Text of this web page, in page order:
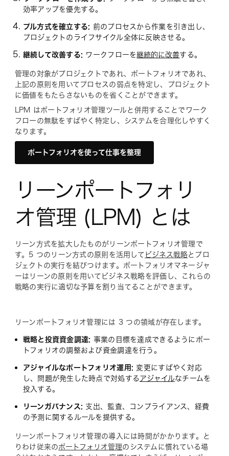
効率アップを優先する。
プル方式を確立する: 前のプロセスから作業を引き出し、
プロジェクトのライフサイクル全体に反映させる。
継続して改善する: ワークフローを継続的に改善する。
管理の対象がプロジェクトであれ、ポートフォリオであれ、
上記の原則を用いてプロセスの弱点を特定し、プロジェクト
に価値をもたらさないものを省くことができます。
LPM はポートフォリオ管理ツールと併用することでワーク
フローの無駄をすばやく特定し、システムを合理化しやすく
なります。
ポートフォリオを使って仕事を整理
リーンポートフォリ
オ管理 (LPM) とは
リーン方式を拡大したものがリーンポートフォリオ管理で
す。5 つのリーン方式の原則を活用して ビジネス戦略とプロ
ジェクトの実行を結びつけます。ポートフォリオマネージャ
ーはリーンの原則を用いてビジネス戦略を評価し、これらの
戦略の実行に適切な予算を割り当てることができます。
リーンポートフォリオ管理には 3 つの領域が存在します。
戦略と投資資金調達: 事業の目標を達成できるようにポー
トフォリオの調整および資金調達を行う。
アジャイルなポートフォリオ運用: 変更にすばやく対応
し、問題が発生した時点で対処する アジャイルなチームを
投入する。
リーンガバナンス: 支出、監査、コンプライアンス、経費
の予測に関するルールを提供する。
リーンポートフォリオ管理の導入には時間がかかります。と
りわけ従来のポートフォリオ管理のシステムに慣れている場